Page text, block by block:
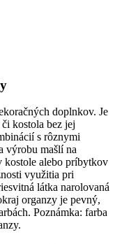
doplnkov. Je
kostola bez jej
s rôznymi
výrobu mašlí na
kostole alebo príbytkov
využitia pri
látka narolovaná
organzy je pevný,
Poznámka: farba